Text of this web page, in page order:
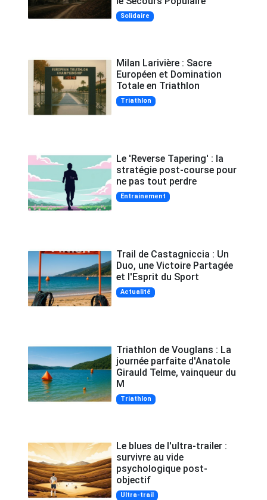
Solidaire
Milan Larivière : Sacre
Européen et Domination
Totale en Triathlon
Triathlon
Le 'Reverse Tapering' : la
stratégie post-course pour
ne pas tout perdre
Entrainement
Trail de Castagniccia : Un
Duo, une Victoire Partagée
et l'Esprit du Sport
Actualité
Triathlon de Vouglans : La
journée parfaite d'Anatole
Girauld Telme, vainqueur du
M
Triathlon
Le blues de l'ultra-trailer :
survivre au vide
psychologique post-
objectif
Ultra-trail